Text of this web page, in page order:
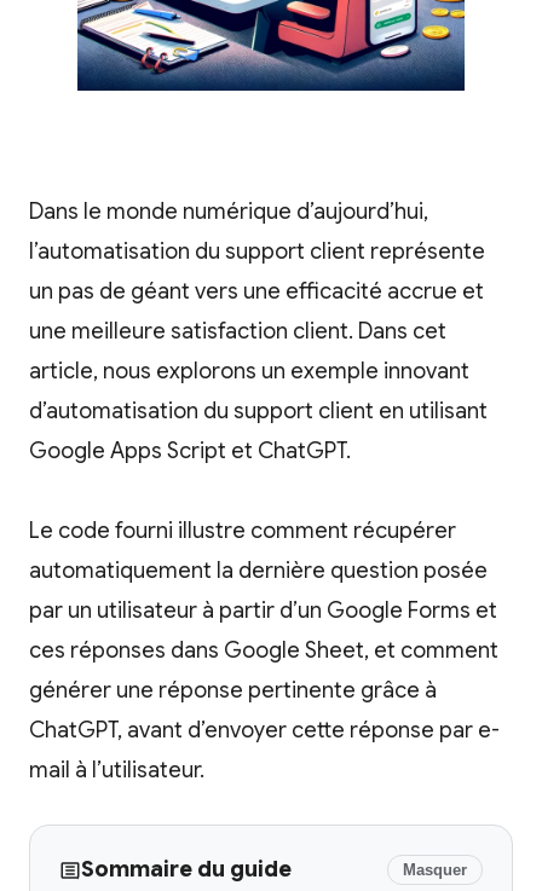
Dans le monde numérique d’aujourd’hui,
l’automatisation du support client représente
un pas de géant vers une efficacité accrue et
une meilleure satisfaction client. Dans cet
article, nous explorons un exemple innovant
d’automatisation du support client en utilisant
Google Apps Script et ChatGPT.
Le code fourni illustre comment récupérer
automatiquement la dernière question posée
par un utilisateur à partir d’un Google Forms et
ces réponses dans Google Sheet, et comment
générer une réponse pertinente grâce à
ChatGPT, avant d’envoyer cette réponse par e-
mail à l’utilisateur.
Sommaire du guide Masquer